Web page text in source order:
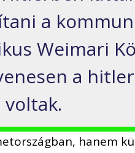
a
Weimari
a
hanem